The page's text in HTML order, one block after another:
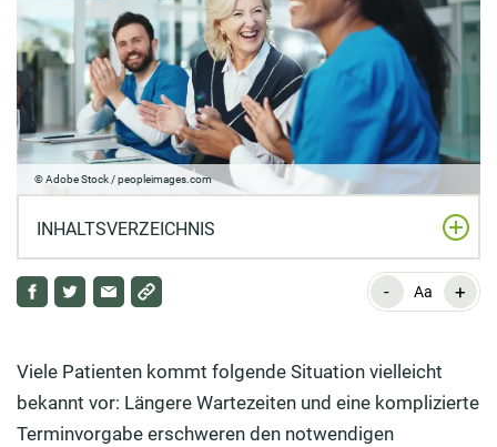
© Adobe Stock / peopleimages.com
INHALTSVERZEICHNIS
Ein Besuch beim Arzt des Vertrauens
Praxisorganisation?
Digitale Software für die Arztpraxis als Lösung
- Aa +
Viele Patienten kommt folgende Situation vielleicht
bekannt vor: Längere Wartezeiten und eine komplizierte
Terminvorgabe erschweren den notwendigen